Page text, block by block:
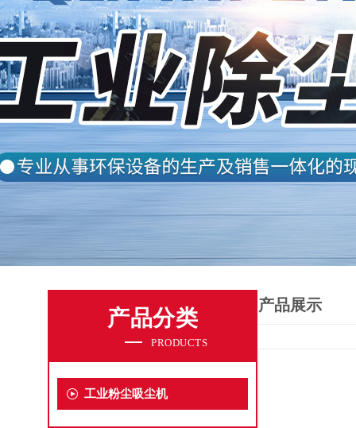
产品分类
PRODUCTS
工业粉尘吸尘机
产品展示